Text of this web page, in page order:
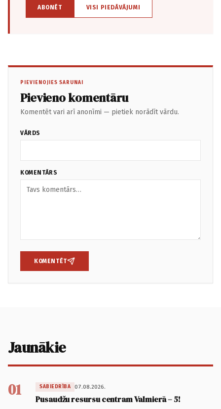
ABONĒT VISI PIEDĀVĀJUMI
PIEVIENOJIES SARUNAI
Pievieno komentāru
Komentēt vari arī anonīmi — pietiek norādīt vārdu.
VĀRDS
KOMENTĀRS
KOMENTĒT
Jaunākie
01 SABIEDRĪBA 07.08.2026.
Pusaudžu resursu centram Valmierā – 5!